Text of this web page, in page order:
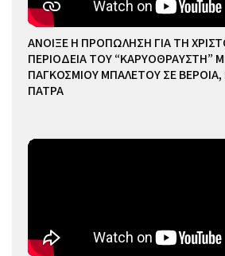
ΑΝΟΙΞΕ Η ΠΡΟΠΩΛΗΣΗ ΓΙΑ ΤΗ
ΠΕΡΙΟΔΕΙΑ ΤΟΥ “ΚΑΡΥΟΘΡΑΥΣΤΗ”
ΠΑΓΚΟΣΜΙΟΥ ΜΠΑΛΕΤΟΥ ΣΕ
ΠΑΤΡΑ